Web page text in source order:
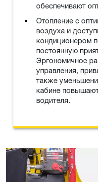
обеспечивают
Отопление с
воздуха и
кондиционером
постоянную
Эргономичное
управления,
также
кабине
водителя.